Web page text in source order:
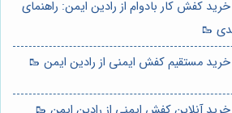
کفش کار بادوام از رادین ایمن: راهنمای
🥾
خرید مستقیم کفش ایمنی از رادین ایمن 🥾